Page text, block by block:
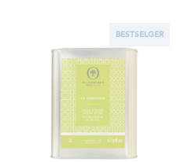
BESTSELGER